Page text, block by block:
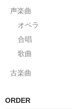
声楽曲
オペラ
合唱
歌曲
古楽曲
ORDER